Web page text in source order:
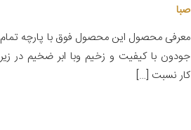
صبا
معرفی محصول این محصول فوق با پارچه تمام
جودون با کیفیت و زخیم وبا ابر ضخیم در زیر
کار نسبت […]